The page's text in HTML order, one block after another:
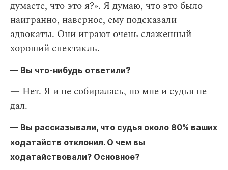
думаете, что это я?». Я думаю, что это было
наигранно, наверное, ему подсказали
адвокаты. Они играют очень слаженный
хороший спектакль.
— Вы что-нибудь ответили?
— Нет. Я и не собиралась, но мне и судья не
дал.
— Вы рассказывали, что судья около 80% ваших
ходатайств отклонил. О чем вы
ходатайствовали? Основное?